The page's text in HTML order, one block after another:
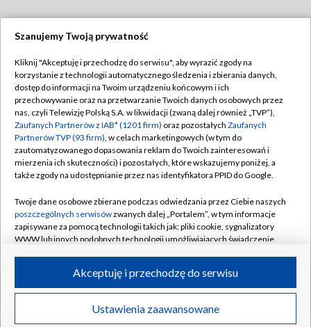
TVP
Abonament TVP
Emisja w TVP
Centrum informacji TVP
Naziemna Telewizja Cyfrowa
Rada Programowa
System NOS
Informacje o nadawcy
Program dla prasy
Ogłoszenie przetargowe
Regulamin TVP
Polityka prywatności
Moje zgody
Pomoc
Kontakt
Kanały
©2026 Telewizja Polska S.A. w likwidacji
Szanujemy Twoją prywatność
Kliknij "Akceptuję i przechodzę do serwisu", aby wyrazić zgody na
korzystanie z technologii automatycznego śledzenia i zbierania danych,
dostęp do informacji na Twoim urządzeniu końcowym i ich
przechowywanie oraz na przetwarzanie Twoich danych osobowych przez
nas, czyli Telewizję Polską S.A. w likwidacji (zwaną dalej również „TVP”),
Zaufanych Partnerów z IAB* (1201 firm) oraz pozostałych Zaufanych
Partnerów TVP (93 firm), w celach marketingowych (w tym do
zautomatyzowanego dopasowania reklam do Twoich zainteresowań i
mierzenia ich skuteczności) i pozostałych, które wskazujemy poniżej, a
także zgody na udostępnianie przez nas identyfikatora PPID do Google.
Twoje dane osobowe zbierane podczas odwiedzania przez Ciebie naszych
poszczególnych serwisówzwanych dalej „Portalem”, w tym informacje
zapisywane za pomocą technologii takich jak: pliki cookie, sygnalizatory
WWW lub innych podobnych technologii umożliwiających świadczenie
ruchu w Internecie.
Twoje dane osobowe zbierane podczas odwiedzania przez Ciebie
poszczególnych serwisówna Portalu, takie jak adresy IP, identyfikatory
Ustawienia zaawansowane
Akceptuję i przechodzę do serwisu